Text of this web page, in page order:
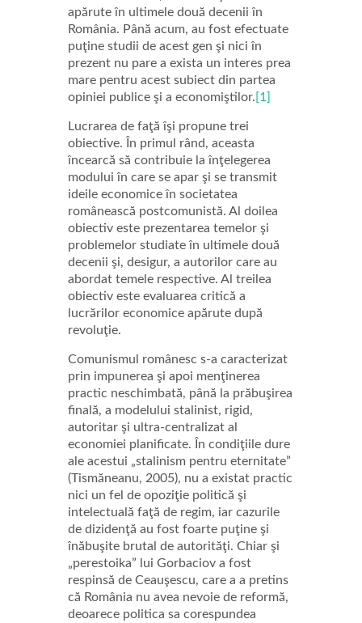
apărute în ultimele două decenii în
România. Până acum, au fost efectuate
puţine studii de acest gen şi nici în
prezent nu pare a exista un interes prea
mare pentru acest subiect din partea
opiniei publice şi a economiştilor. [1]
Lucrarea de faţă îşi propune trei
obiective. În primul rând, aceasta
încearcă să contribuie la înţelegerea
modului în care se apar şi se transmit
ideile economice în societatea
românească postcomunistă. Al doilea
obiectiv este prezentarea temelor şi
problemelor studiate în ultimele două
decenii şi, desigur, a autorilor care au
abordat temele respective. Al treilea
obiectiv este evaluarea critică a
lucrărilor economice apărute după
revoluţie.
Comunismul românesc s-a caracterizat
prin impunerea şi apoi menţinerea
practic neschimbată, până la prăbuşirea
finală, a modelului stalinist, rigid,
autoritar şi ultra-centralizat al
economiei planificate. În condiţiile dure
ale acestui „stalinism pentru eternitate”
(Tismăneanu, 2005), nu a existat practic
nici un fel de opoziţie politică şi
intelectuală faţă de regim, iar cazurile
de dizidenţă au fost foarte puţine şi
înăbuşite brutal de autorităţi. Chiar şi
„perestoika” lui Gorbaciov a fost
respinsă de Ceauşescu, care a a pretins
că România nu avea nevoie de reformă,
deoarece politica sa corespundea